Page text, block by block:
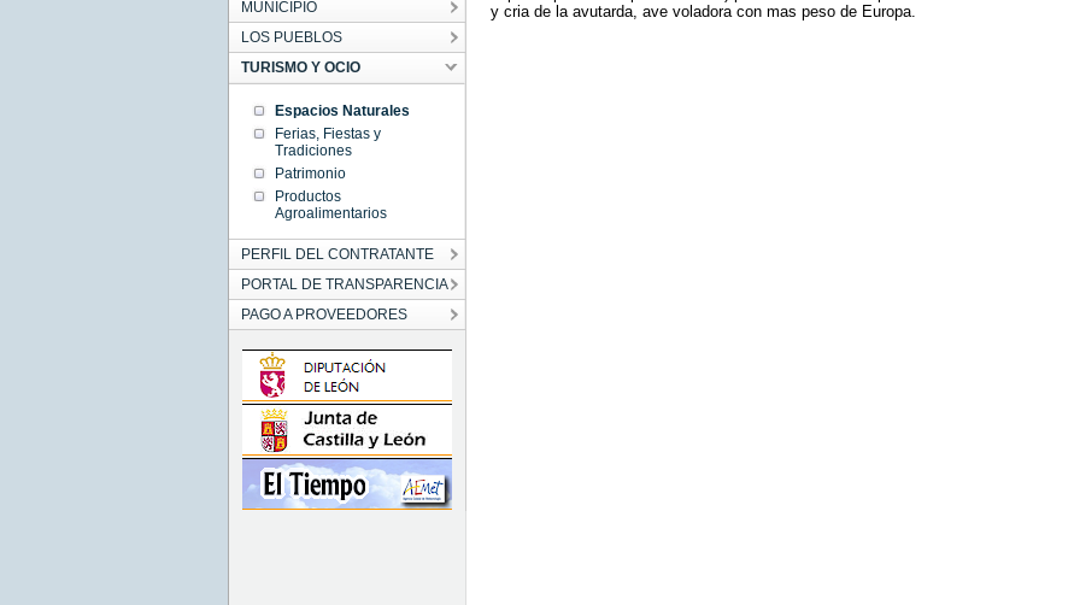
MUNICIPIO
LOS PUEBLOS
TURISMO Y OCIO
Espacios Naturales
Ferias, Fiestas y
Tradiciones
Patrimonio
Productos
Agroalimentarios
PERFIL DEL CONTRATANTE
PORTAL DE TRANSPARENCIA
PAGO A PROVEEDORES
y cria de la avutarda, ave voladora con mas peso de Europa.